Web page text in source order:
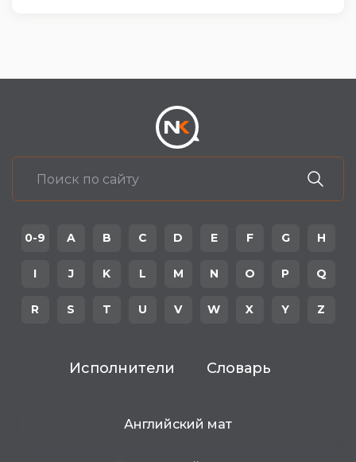
0-9 A B C D E F G H
I J K L M N O P Q
R S T U V W X Y Z
Исполнители Словарь
Английский мат